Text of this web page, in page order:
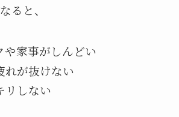
ると、
や家事がしんどい
れが抜けない
リしない